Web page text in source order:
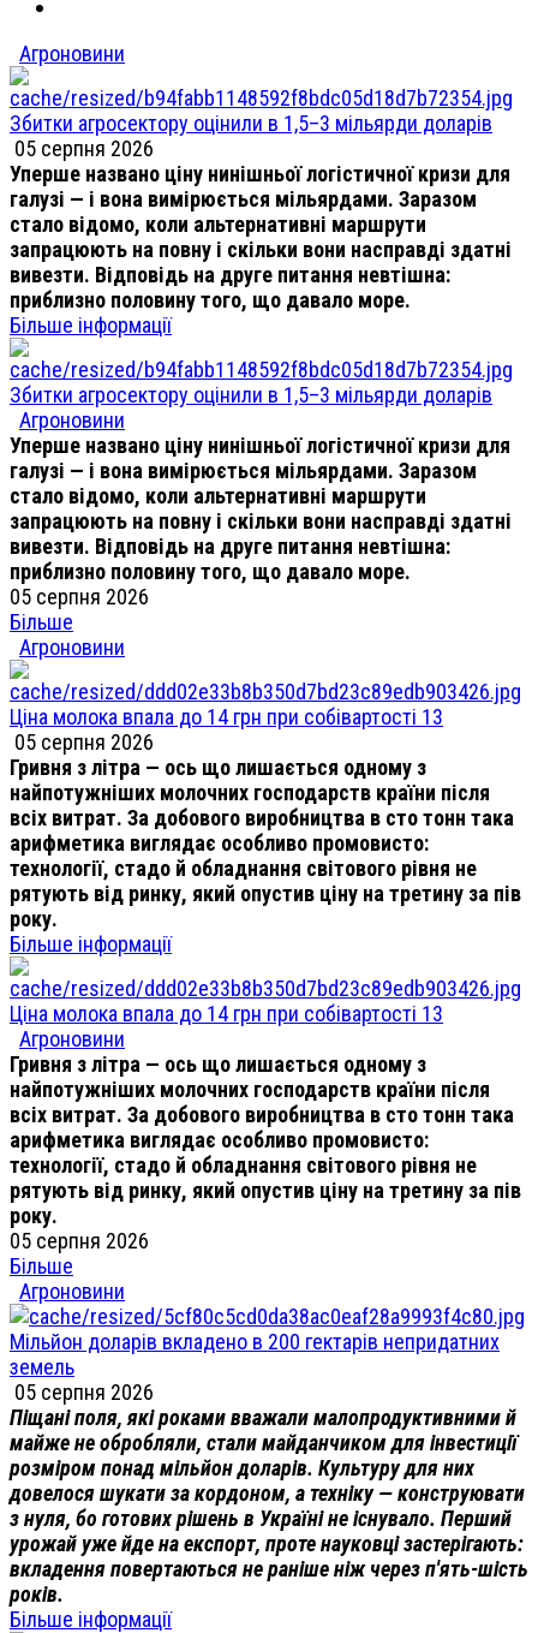
Агроновини
Збитки агросектору оцінили в 1,5–3 мільярди доларів
05 серпня 2026
Уперше названо ціну нинішньої логістичної кризи для
галузі — і вона вимірюється мільярдами. Заразом
стало відомо, коли альтернативні маршрути
запрацюють на повну і скільки вони насправді здатні
вивезти. Відповідь на друге питання невтішна:
приблизно половину того, що давало море.
Більше інформації
Збитки агросектору оцінили в 1,5–3 мільярди доларів
Агроновини
Уперше названо ціну нинішньої логістичної кризи для
галузі — і вона вимірюється мільярдами. Заразом
стало відомо, коли альтернативні маршрути
запрацюють на повну і скільки вони насправді здатні
вивезти. Відповідь на друге питання невтішна:
приблизно половину того, що давало море.
05 серпня 2026
Більше
Агроновини
Ціна молока впала до 14 грн при собівартості 13
05 серпня 2026
Гривня з літра — ось що лишається одному з
найпотужніших молочних господарств країни після
всіх витрат. За добового виробництва в сто тонн така
арифметика виглядає особливо промовисто:
технології, стадо й обладнання світового рівня не
рятують від ринку, який опустив ціну на третину за пів
року.
Більше інформації
Ціна молока впала до 14 грн при собівартості 13
Агроновини
Гривня з літра — ось що лишається одному з
найпотужніших молочних господарств країни після
всіх витрат. За добового виробництва в сто тонн така
арифметика виглядає особливо промовисто:
технології, стадо й обладнання світового рівня не
рятують від ринку, який опустив ціну на третину за пів
року.
05 серпня 2026
Більше
Агроновини
Мільйон доларів вкладено в 200 гектарів непридатних
земель
05 серпня 2026
Піщані поля, які роками вважали малопродуктивними й
майже не обробляли, стали майданчиком для інвестиції
розміром понад мільйон доларів. Культуру для них
довелося шукати за кордоном, а техніку — конструювати
з нуля, бо готових рішень в Україні не існувало. Перший
урожай уже йде на експорт, проте науковці застерігають:
вкладення повертаються не раніше ніж через п'ять-шість
років.
Більше інформації